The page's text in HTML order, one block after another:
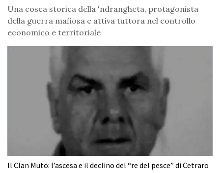
Una cosca storica della 'ndrangheta, protagonista
della guerra mafiosa e attiva tuttora nel controllo
economico e territoriale
Il Clan Muto: l’ascesa e il declino del “re del pesce” di Cetraro